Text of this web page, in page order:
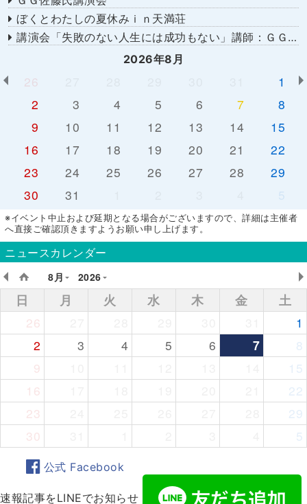
ぼくとわたしの夏休みｉｎ天満荘
講演会「失敗のない人生には成功もない」講師：ＧＧ佐藤さん
2026年8月
26
1
2
3 4 5 6 7
8
9
10 11 12 13 14
15
16
17 18 19 20 21
22
23
24 25 26 27 28
29
30
31 5
※イベント中止および延期となる場合がございますので、詳細は主催者
へ直接ご確認頂きますようお願い申し上げます。
ニュースカレンダー
8月
2026
日 月 火 水 木 金
土
26
1
2
3 4 5 6 7
8
9
15
16
22
23
29
30
5
公式 Facebook
速報記事をLINEでお知らせ